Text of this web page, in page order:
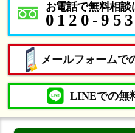
お電話で無料相談
0120-
メールフォームで
LINEでの無